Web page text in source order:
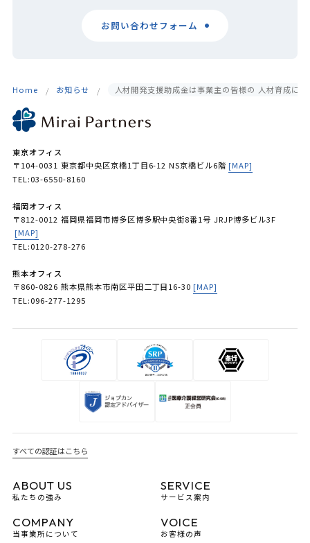
お問い合わせフォーム
Home お知らせ 人材開発支援助成金は事業主の皆様の 人材育成に
東京オフィス
〒104-0031 東京都中央区京橋1丁目6-12 NS京橋ビル6階 [MAP]
TEL:03-6550-8160
福岡オフィス
〒812-0012 福岡県福岡市博多区博多駅中央街8番1号 JRJP博多ビル3F
[MAP]
TEL:0120-278-276
熊本オフィス
〒860-0826 熊本県熊本市南区平田二丁目16-30 [MAP]
TEL:096-277-1295
すべての認証はこちら
ABOUT US
私たちの強み
SERVICE
サービス案内
COMPANY
当事業所について
VOICE
お客様の声